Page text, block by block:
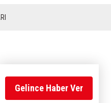
Gelince Haber Ver